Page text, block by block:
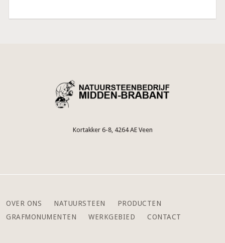
Kortakker 6-8, 4264 AE Veen
OVER ONS NATUURSTEEN
PRODUCTEN
GRAFMONUMENTEN
WERKGEBIED CONTACT